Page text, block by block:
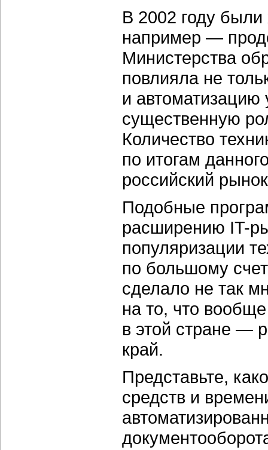
В 2002 году
например —
Министерства
повлияла не
и
существенную
Количество
по итогам
российский
Подобные
расширению IT-
популяризации
по большому
сделало не так
на то, что
в этой стране —
край.
Представьте,
средств и